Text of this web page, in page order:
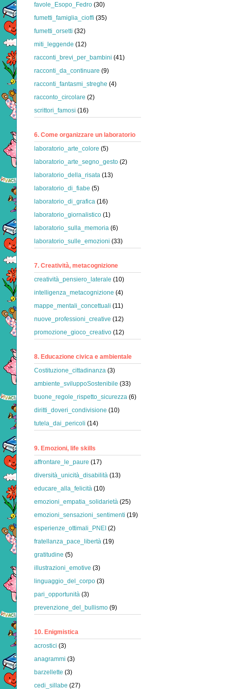
favole_Esopo_Fedro (30)
fumetti_famiglia_cioffi (35)
fumetti_orsetti (32)
miti_leggende (12)
racconti_brevi_per_bambini (41)
racconti_da_continuare (9)
racconti_fantasmi_streghe (4)
racconto_circolare (2)
scrittori_famosi (16)
6. Come organizzare un laboratorio
laboratorio_arte_colore (5)
laboratorio_arte_segno_gesto (2)
laboratorio_della_risata (13)
laboratorio_di_fiabe (5)
laboratorio_di_grafica (16)
laboratorio_giornalistico (1)
laboratorio_sulla_memoria (6)
laboratorio_sulle_emozioni (33)
7. Creatività, metacognizione
creatività_pensiero_laterale (10)
intelligenza_metacognizione (4)
mappe_mentali_concettuali (11)
nuove_professioni_creative (12)
promozione_gioco_creativo (12)
8. Educazione civica e ambientale
Costituzione_cittadinanza (3)
ambiente_sviluppoSostenibile (33)
buone_regole_rispetto_sicurezza (6)
diritti_doveri_condivisione (10)
tutela_dai_pericoli (14)
9. Emozioni, life skills
affrontare_le_paure (17)
diversità_unicità_disabilità (13)
educare_alla_felicità (10)
emozioni_empatia_solidarietà (25)
emozioni_sensazioni_sentimenti (19)
esperienze_ottimali_PNEI (2)
fratellanza_pace_libertà (19)
gratitudine (5)
illustrazioni_emotive (3)
linguaggio_del_corpo (3)
pari_opportunità (3)
prevenzione_del_bullismo (9)
10. Enigmistica
acrostici (3)
anagrammi (3)
barzellette (3)
cedi_sillabe (27)